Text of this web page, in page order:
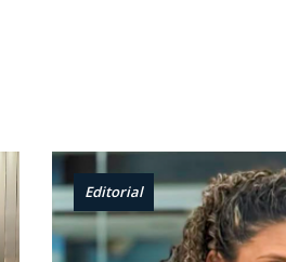
Editorial